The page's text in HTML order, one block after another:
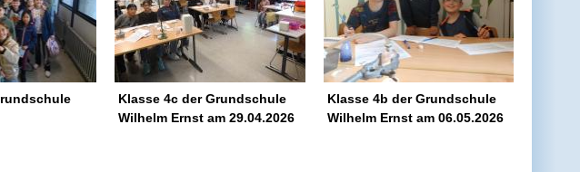
Klasse 4c der Grundschule
Wilhelm Ernst am 29.04.2026
Klasse 4b der Grundschule
Wilhelm Ernst am 06.05.2026